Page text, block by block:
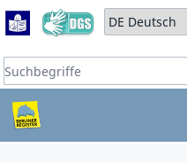
Zum Hauptbereich springen
Zum Hauptmenü springen
Sprache auswählen:
Suchbegriffe: